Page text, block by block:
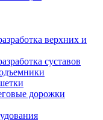
верхних и
суставов
дорожки